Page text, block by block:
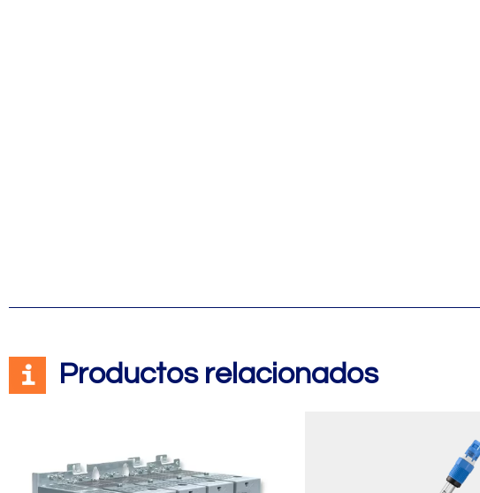
Productos relacionados